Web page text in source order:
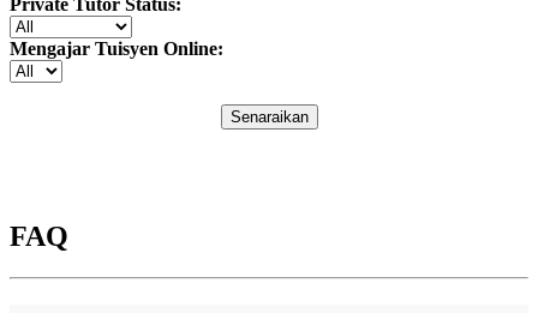
Mengajar Tuisyen Online:
Senaraikan
FAQ